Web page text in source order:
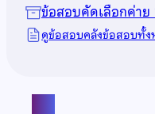
ข้อสอบคัดเลือกค่าย
ดูข้อสอบคลังข้อสอบทั้